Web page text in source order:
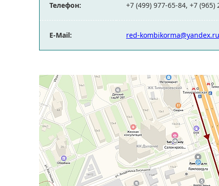
Телефон: +7 (499) 977-65-84, +7 (965)
E-Mail: red-kombikorma@yandex.ru